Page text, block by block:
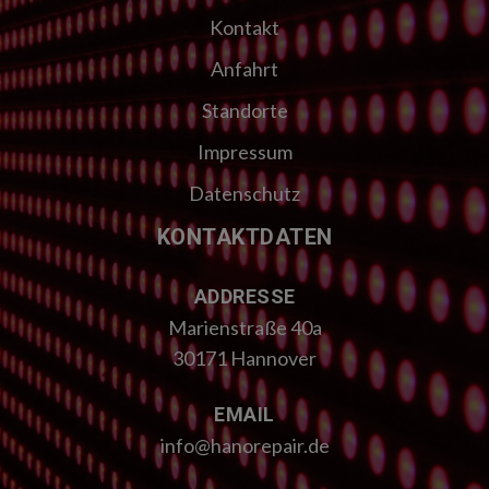
Kontakt
Anfahrt
Standorte
Impressum
Datenschutz
KONTAKTDATEN
ADDRESSE
Marienstraße 40a
30171 Hannover
EMAIL
info@hanorepair.de